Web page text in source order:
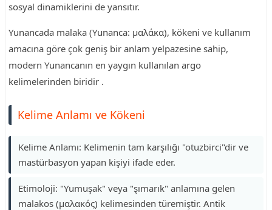
sosyal dinamiklerini de yansıtır.
Yunancada malaka (Yunanca: μαλάκα), kökeni ve kullanım
amacına göre çok geniş bir anlam yelpazesine sahip,
modern Yunancanın en yaygın kullanılan argo
kelimelerinden biridir .
Kelime Anlamı ve Kökeni
Kelime Anlamı: Kelimenin tam karşılığı "otuzbirci"dir ve
mastürbasyon yapan kişiyi ifade eder.
Etimoloji: "Yumuşak" veya "şımarık" anlamına gelen
malakos (μαλακός) kelimesinden türemiştir. Antik